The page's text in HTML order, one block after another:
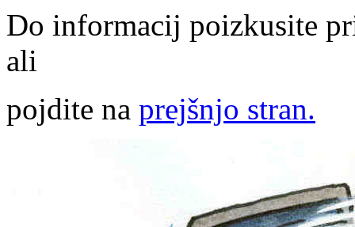
Do informacij poizkusite
ali
pojdite na prejšnjo stran.